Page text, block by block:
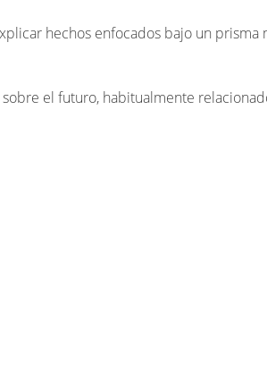
hechos enfocados bajo un
el futuro, habitualmente